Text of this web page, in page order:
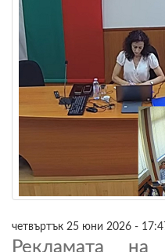
четвъртък 25 юни 2026 -
Рекламата